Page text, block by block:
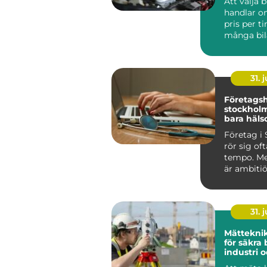
handlar
pris per
många
sna...
31.
stockholm mer
bara
Företag i
rör sig
tempo.
är
vana vi...
31.
Mätteknik
för säkra
industri